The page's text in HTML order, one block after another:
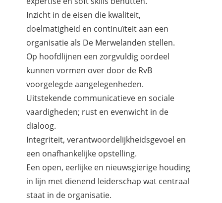
Inzicht in de eisen die kwaliteit,
doelmatigheid en continuïteit aan een
organisatie als De Merwelanden stellen.
Op hoofdlijnen een zorgvuldig oordeel
kunnen vormen over door de RvB
voorgelegde aangelegenheden.
Uitstekende communicatieve en sociale
vaardigheden; rust en evenwicht in de
dialoog.
Integriteit, verantwoordelijkheidsgevoel en
een onafhankelijke opstelling.
Een open, eerlijke en nieuwsgierige houding
in lijn met dienend leiderschap wat centraal
staat in de organisatie.